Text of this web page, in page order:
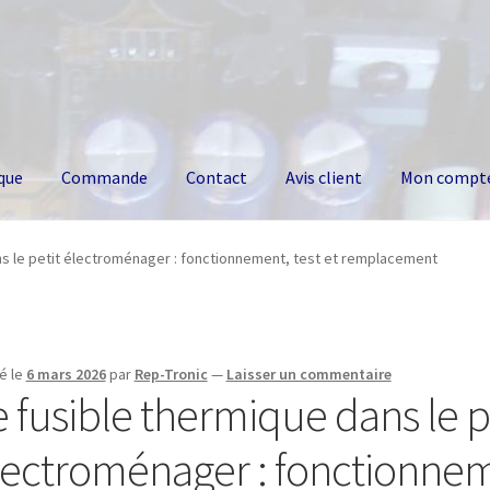
Commande Contact Avis client Mon
le petit électroménager : fonctionnement, test et remplacement
le 6 mars 2026par Rep-Tronic— Laisser un commentaire
fusible thermique dans le
: